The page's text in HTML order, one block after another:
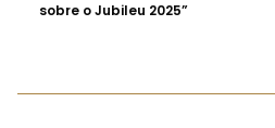
sobre o Jubileu 2025”